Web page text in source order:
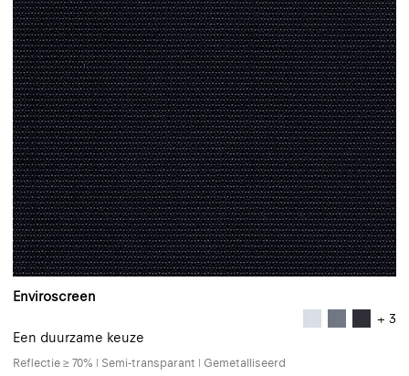
Enviroscreen
+ 3
Een duurzame keuze
Reflectie ≥ 70% | Semi-transparant | Gemetalliseerd